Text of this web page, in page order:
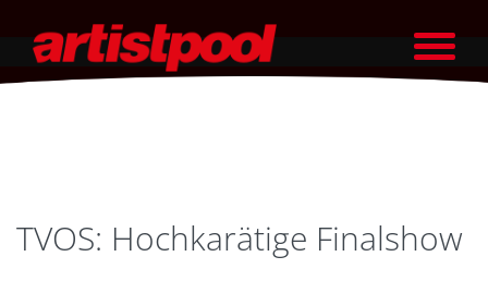
TVOS: Hochkarätige Finalshow